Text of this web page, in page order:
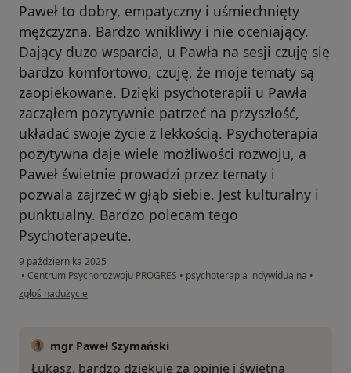
Paweł to dobry, empatyczny i uśmiechnięty
mężczyzna. Bardzo wnikliwy i nie oceniający.
Dający duzo wsparcia, u Pawła na sesji czuję się
bardzo komfortowo, czuję, że moje tematy są
zaopiekowane. Dzięki psychoterapii u Pawła
zacząłem pozytywnie patrzeć na przyszłość,
układać swoje życie z lekkością. Psychoterapia
pozytywna daje wiele możliwości rozwoju, a
Paweł świetnie prowadzi przez tematy i
pozwala zajrzeć w głąb siebie. Jest kulturalny i
punktualny. Bardzo polecam tego
Psychoterapeute.
9 października 2025
• Centrum Psychorozwoju PROGRES • psychoterapia indywidualna •
w opinii użytkownika Łukasz D
zgłoś nadużycie
mgr Paweł Szymański
Łukasz, bardzo dziękuję za opinię i świetną